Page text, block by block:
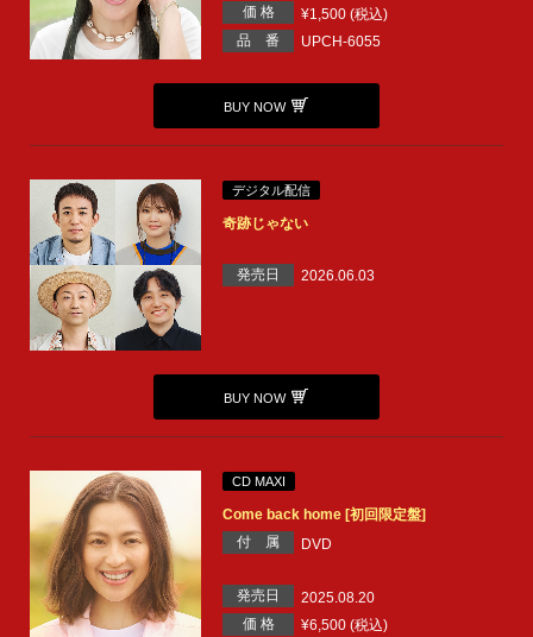
価 格
¥1,500 (税込)
品 番
UPCH-6055
BUY NOW
デジタル配信
奇跡じゃない
発売日 2026.06.03
BUY NOW
CD MAXI
Come back home [初回限定盤]
付 属
DVD
発売日
2025.08.20
価 格
¥6,500 (税込)